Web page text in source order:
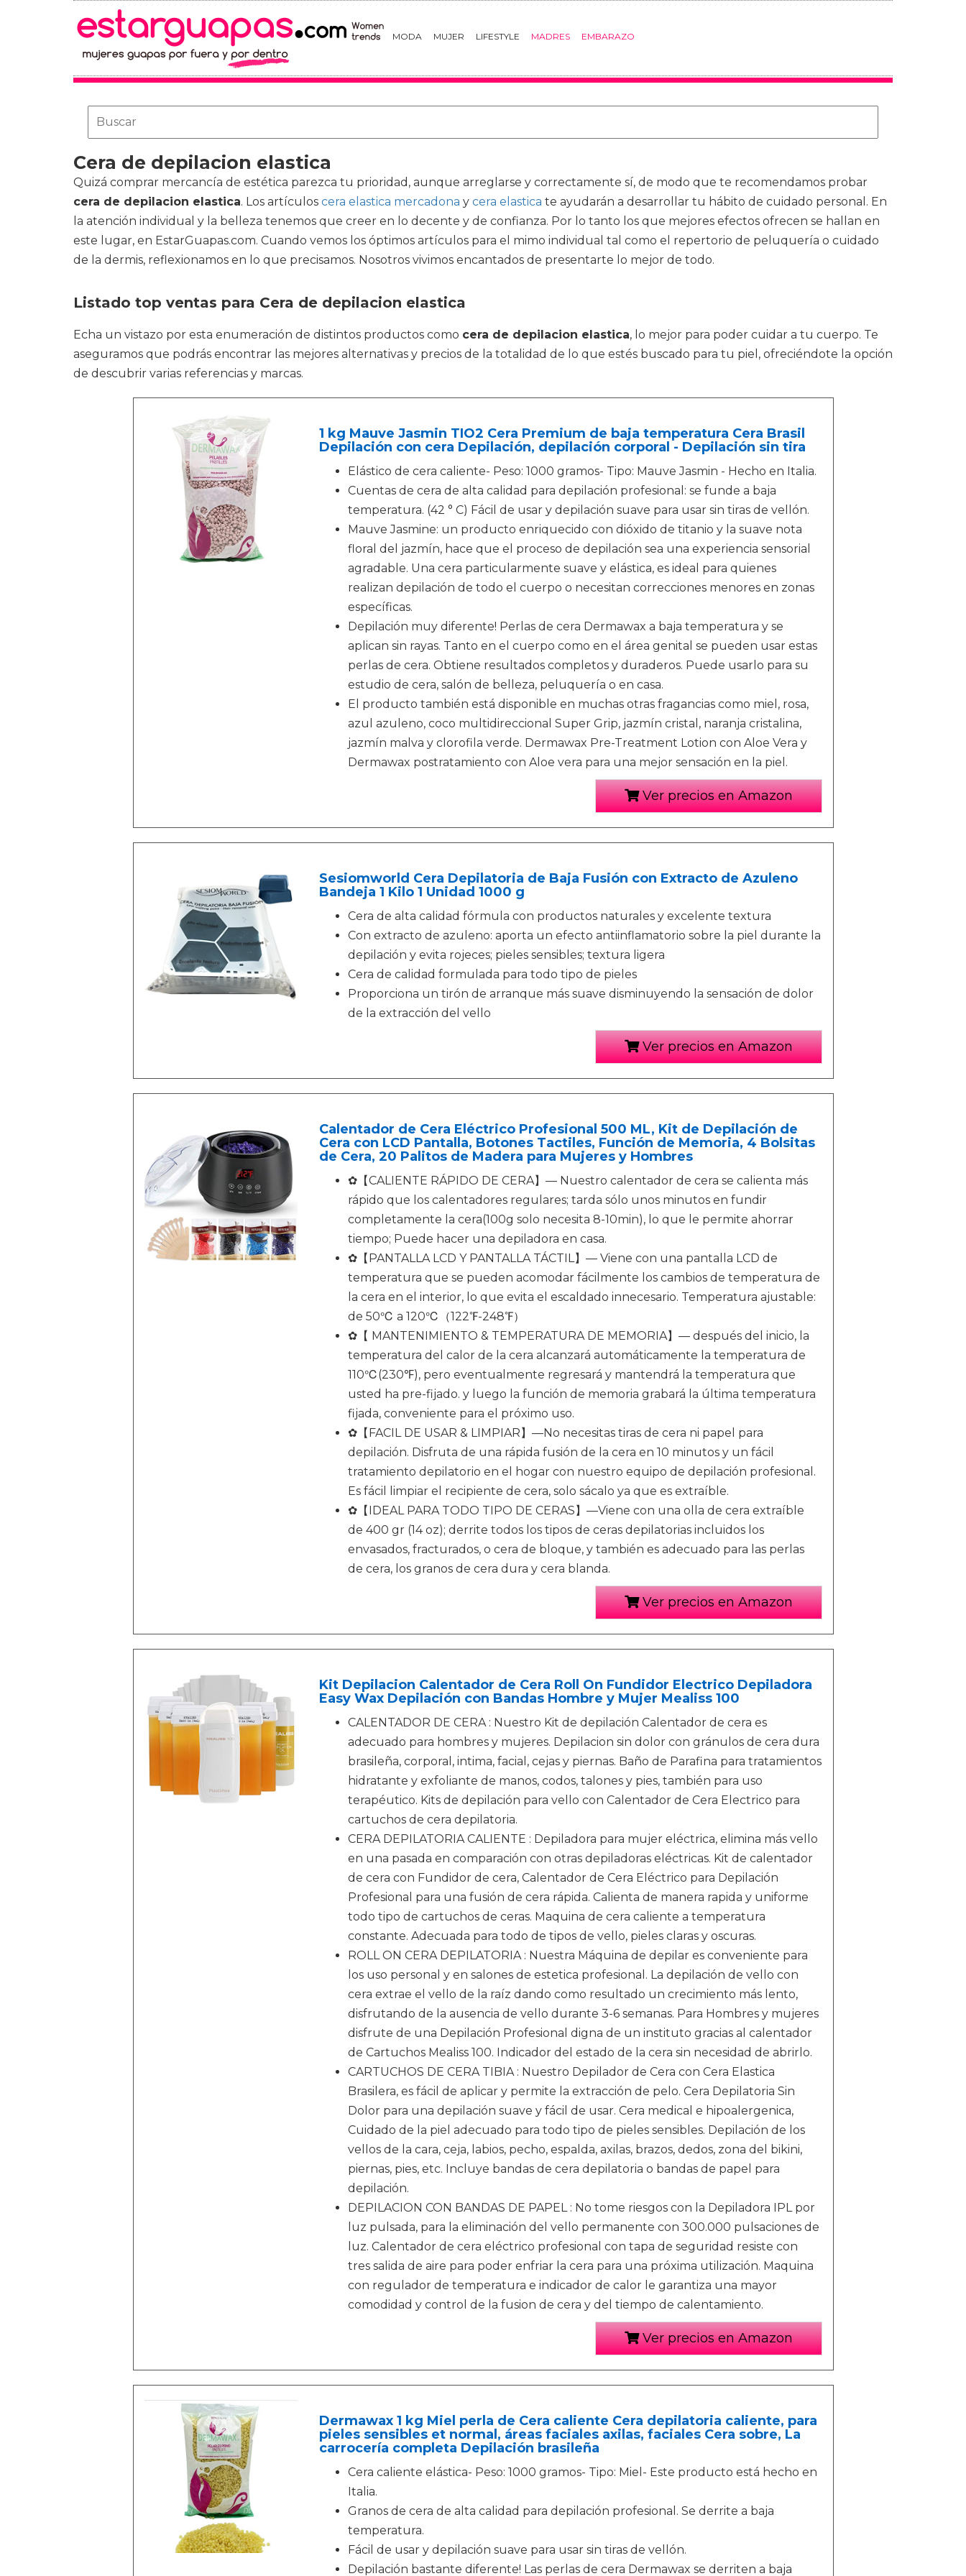
MODA MUJER LIFESTYLE MADRES EMBARAZO
Cera de depilacion elastica
Quizá comprar mercancía de estética parezca tu prioridad, aunque arreglarse y correctamente sí, de modo que te recomendamos probar
cera de depilacion elastica. Los artículos cera elastica mercadona y cera elastica te ayudarán a desarrollar tu hábito de cuidado personal. En
la atención individual y la belleza tenemos que creer en lo decente y de confianza. Por lo tanto los que mejores efectos ofrecen se hallan en
este lugar, en EstarGuapas.com. Cuando vemos los óptimos artículos para el mimo individual tal como el repertorio de peluquería o cuidado
de la dermis, reflexionamos en lo que precisamos. Nosotros vivimos encantados de presentarte lo mejor de todo.
Listado top ventas para Cera de depilacion elastica
Echa un vistazo por esta enumeración de distintos productos como cera de depilacion elastica, lo mejor para poder cuidar a tu cuerpo. Te
aseguramos que podrás encontrar las mejores alternativas y precios de la totalidad de lo que estés buscado para tu piel, ofreciéndote la opción
de descubrir varias referencias y marcas.
1 kg Mauve Jasmin TIO2 Cera Premium de baja temperatura Cera Brasil
Depilación con cera Depilación, depilación corporal - Depilación sin tira
Elástico de cera caliente- Peso: 1000 gramos- Tipo: Mauve Jasmin - Hecho en Italia.
Cuentas de cera de alta calidad para depilación profesional: se funde a baja
temperatura. (42 ° C) Fácil de usar y depilación suave para usar sin tiras de vellón.
Mauve Jasmine: un producto enriquecido con dióxido de titanio y la suave nota
floral del jazmín, hace que el proceso de depilación sea una experiencia sensorial
agradable. Una cera particularmente suave y elástica, es ideal para quienes
realizan depilación de todo el cuerpo o necesitan correcciones menores en zonas
específicas.
Depilación muy diferente! Perlas de cera Dermawax a baja temperatura y se
aplican sin rayas. Tanto en el cuerpo como en el área genital se pueden usar estas
perlas de cera. Obtiene resultados completos y duraderos. Puede usarlo para su
estudio de cera, salón de belleza, peluquería o en casa.
El producto también está disponible en muchas otras fragancias como miel, rosa,
azul azuleno, coco multidireccional Super Grip, jazmín cristal, naranja cristalina,
jazmín malva y clorofila verde. Dermawax Pre-Treatment Lotion con Aloe Vera y
Dermawax postratamiento con Aloe vera para una mejor sensación en la piel.
Ver precios en Amazon
Sesiomworld Cera Depilatoria de Baja Fusión con Extracto de Azuleno
Bandeja 1 Kilo 1 Unidad 1000 g
Cera de alta calidad fórmula con productos naturales y excelente textura
Con extracto de azuleno: aporta un efecto antiinflamatorio sobre la piel durante la
depilación y evita rojeces; pieles sensibles; textura ligera
Cera de calidad formulada para todo tipo de pieles
Proporciona un tirón de arranque más suave disminuyendo la sensación de dolor
de la extracción del vello
Ver precios en Amazon
Calentador de Cera Eléctrico Profesional 500 ML, Kit de Depilación de
Cera con LCD Pantalla, Botones Tactiles, Función de Memoria, 4 Bolsitas
de Cera, 20 Palitos de Madera para Mujeres y Hombres
✿【CALIENTE RÁPIDO DE CERA】— Nuestro calentador de cera se calienta más
rápido que los calentadores regulares; tarda sólo unos minutos en fundir
completamente la cera(100g solo necesita 8-10min), lo que le permite ahorrar
tiempo; Puede hacer una depiladora en casa.
✿【PANTALLA LCD Y PANTALLA TÁCTIL】— Viene con una pantalla LCD de
temperatura que se pueden acomodar fácilmente los cambios de temperatura de
la cera en el interior, lo que evita el escaldado innecesario. Temperatura ajustable:
de 50℃ a 120℃（122℉-248℉）
✿【 MANTENIMIENTO & TEMPERATURA DE MEMORIA】— después del inicio, la
temperatura del calor de la cera alcanzará automáticamente la temperatura de
110℃(230℉), pero eventualmente regresará y mantendrá la temperatura que
usted ha pre-fijado. y luego la función de memoria grabará la última temperatura
fijada, conveniente para el próximo uso.
✿【FACIL DE USAR & LIMPIAR】—No necesitas tiras de cera ni papel para
depilación. Disfruta de una rápida fusión de la cera en 10 minutos y un fácil
tratamiento depilatorio en el hogar con nuestro equipo de depilación profesional.
Es fácil limpiar el recipiente de cera, solo sácalo ya que es extraíble.
✿【IDEAL PARA TODO TIPO DE CERAS】—Viene con una olla de cera extraíble
de 400 gr (14 oz); derrite todos los tipos de ceras depilatorias incluidos los
envasados, fracturados, o cera de bloque, y también es adecuado para las perlas
de cera, los granos de cera dura y cera blanda.
Ver precios en Amazon
Kit Depilacion Calentador de Cera Roll On Fundidor Electrico Depiladora
Easy Wax Depilación con Bandas Hombre y Mujer Mealiss 100
CALENTADOR DE CERA : Nuestro Kit de depilación Calentador de cera es
adecuado para hombres y mujeres. Depilacion sin dolor con gránulos de cera dura
brasileña, corporal, intima, facial, cejas y piernas. Baño de Parafina para tratamientos
hidratante y exfoliante de manos, codos, talones y pies, también para uso
terapéutico. Kits de depilación para vello con Calentador de Cera Electrico para
cartuchos de cera depilatoria.
CERA DEPILATORIA CALIENTE : Depiladora para mujer eléctrica, elimina más vello
en una pasada en comparación con otras depiladoras eléctricas. Kit de calentador
de cera con Fundidor de cera, Calentador de Cera Eléctrico para Depilación
Profesional para una fusión de cera rápida. Calienta de manera rapida y uniforme
todo tipo de cartuchos de ceras. Maquina de cera caliente a temperatura
constante. Adecuada para todo de tipos de vello, pieles claras y oscuras.
ROLL ON CERA DEPILATORIA : Nuestra Máquina de depilar es conveniente para
los uso personal y en salones de estetica profesional. La depilación de vello con
cera extrae el vello de la raíz dando como resultado un crecimiento más lento,
disfrutando de la ausencia de vello durante 3-6 semanas. Para Hombres y mujeres
disfrute de una Depilación Profesional digna de un instituto gracias al calentador
de Cartuchos Mealiss 100. Indicador del estado de la cera sin necesidad de abrirlo.
CARTUCHOS DE CERA TIBIA : Nuestro Depilador de Cera con Cera Elastica
Brasilera, es fácil de aplicar y permite la extracción de pelo. Cera Depilatoria Sin
Dolor para una depilación suave y fácil de usar. Cera medical e hipoalergenica,
Cuidado de la piel adecuado para todo tipo de pieles sensibles. Depilación de los
vellos de la cara, ceja, labios, pecho, espalda, axilas, brazos, dedos, zona del bikini,
piernas, pies, etc. Incluye bandas de cera depilatoria o bandas de papel para
depilación.
DEPILACION CON BANDAS DE PAPEL : No tome riesgos con la Depiladora IPL por
luz pulsada, para la eliminación del vello permanente con 300.000 pulsaciones de
luz. Calentador de cera eléctrico profesional con tapa de seguridad resiste con
tres salida de aire para poder enfriar la cera para una próxima utilización. Maquina
con regulador de temperatura e indicador de calor le garantiza una mayor
comodidad y control de la fusion de cera y del tiempo de calentamiento.
Ver precios en Amazon
Dermawax 1 kg Miel perla de Cera caliente Cera depilatoria caliente, para
pieles sensibles et normal, áreas faciales axilas, faciales Cera sobre, La
carrocería completa Depilación brasileña
Cera caliente elástica- Peso: 1000 gramos- Tipo: Miel- Este producto está hecho en
Italia.
Granos de cera de alta calidad para depilación profesional. Se derrite a baja
temperatura.
Fácil de usar y depilación suave para usar sin tiras de vellón.
Depilación bastante diferente! Las perlas de cera Dermawax se derriten a baja